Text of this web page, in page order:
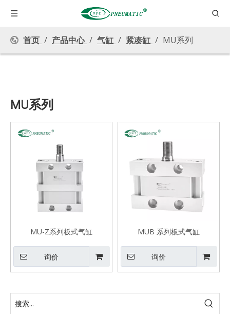
首页 / 产品中心 / 气缸 / 紧凑缸 / MU系列
MU系列
MU-Z系列板式气缸
询价
MUB 系列板式气缸
询价